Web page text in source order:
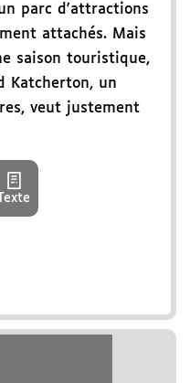
parc d'attractions
attachés. Mais
saison touristique,
Katcherton, un
veut justement